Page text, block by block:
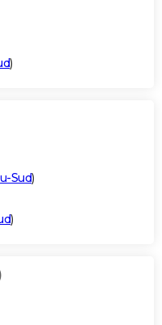
)
Sud)
)